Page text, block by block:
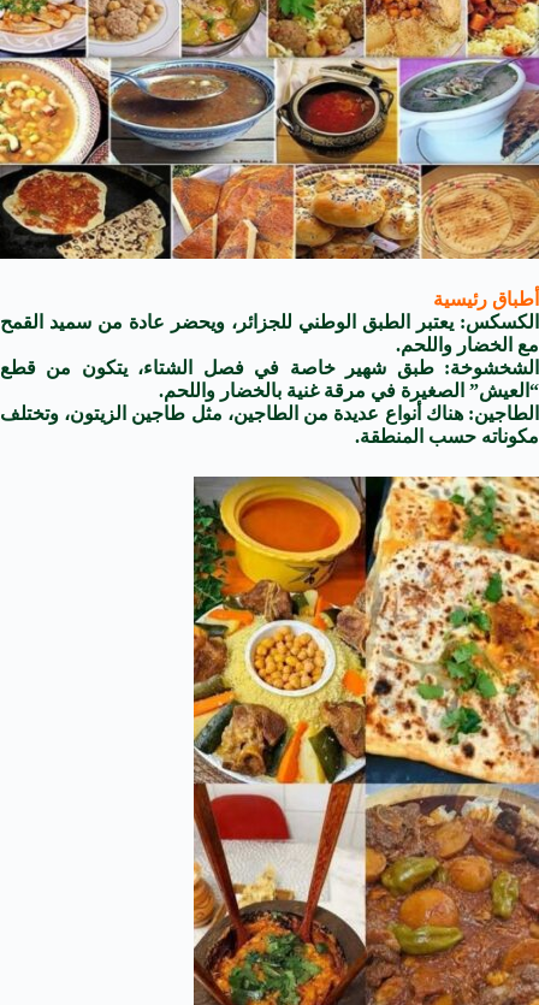
أطباق رئيسية
الكسكس: يعتبر الطبق الوطني للجزائر، ويحضر عادة من سميد القمح
مع الخضار واللحم.
الشخشوخة: طبق شهير خاصة في فصل الشتاء، يتكون من قطع
“العيش” الصغيرة في مرقة غنية بالخضار واللحم.
الطاجين: هناك أنواع عديدة من الطاجين، مثل طاجين الزيتون، وتختلف
مكوناته حسب المنطقة.